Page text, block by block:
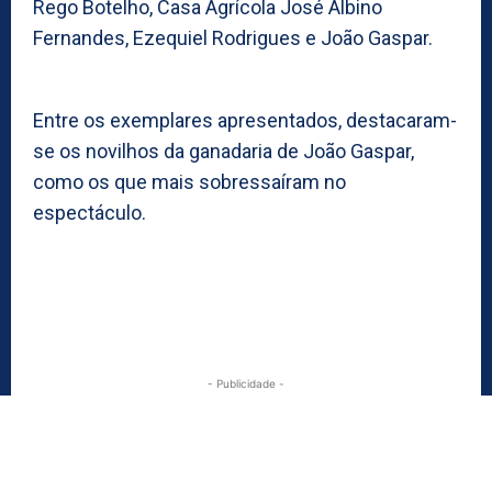
Rego Botelho, Casa Agrícola José Albino
Fernandes, Ezequiel Rodrigues e João Gaspar.
Entre os exemplares apresentados, destacaram-
se os novilhos da ganadaria de João Gaspar,
como os que mais sobressaíram no
espectáculo.
- Publicidade -